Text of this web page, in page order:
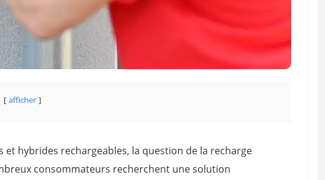
afficher
et hybrides rechargeables, la question de la recharge
consommateurs recherchent une solution